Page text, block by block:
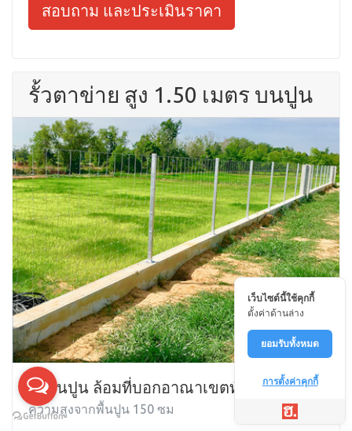
สอบถาม และประเมินราคา
รั้วตาข่าย สูง 1.50 เมตร บนปูน
ตั้งบนปูน ล้อมที่บอกอาณาเขตทั่วไป
ความสูงจากพื้นปูน 150 ซม
เว็บไซต์นี้ใช้คุกกี้
ตั้งค่าด้านล่าง
ยอมรับทั้งหมด
การตั้งค่าคุกกี้